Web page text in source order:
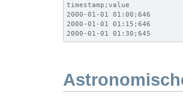
timestamp;value
2000-01-01 01:00;646
2000-01-01 01:15;646
2000-01-01 01:30;645